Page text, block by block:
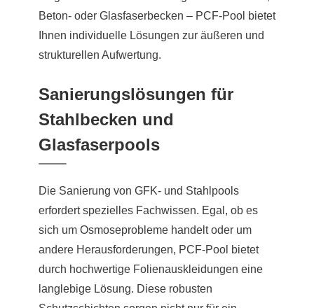
Beton- oder Glasfaserbecken – PCF-Pool bietet
Ihnen individuelle Lösungen zur äußeren und
strukturellen Aufwertung.
Sanierungslösungen für
Stahlbecken und
Glasfaserpools
Die Sanierung von GFK- und Stahlpools
erfordert spezielles Fachwissen. Egal, ob es
sich um Osmoseprobleme handelt oder um
andere Herausforderungen, PCF-Pool bietet
durch hochwertige Folienauskleidungen eine
langlebige Lösung. Diese robusten